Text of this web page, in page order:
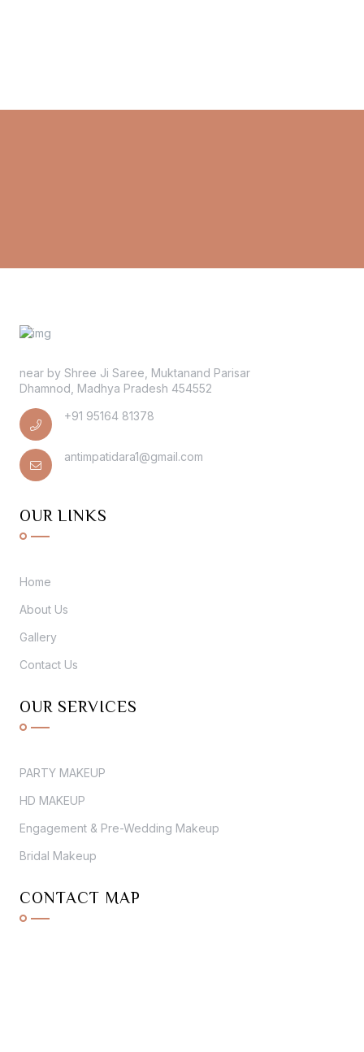
near by Shree Ji Saree, Muktanand Parisar
Dhamnod, Madhya Pradesh 454552
+91 95164 81378
antimpatidara1@gmail.com
OUR LINKS
Home
About Us
Gallery
Contact Us
OUR SERVICES
PARTY MAKEUP
HD MAKEUP
Engagement & Pre-Wedding Makeup
Bridal Makeup
CONTACT MAP